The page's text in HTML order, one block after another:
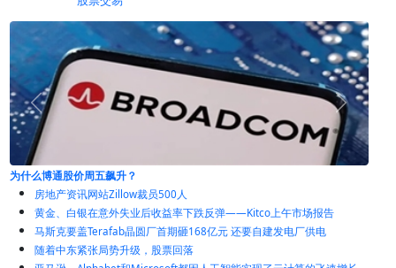
俄罗斯最大的银行感受到Wildberries袭击的后果
房地产资讯网站Zillow裁员500人